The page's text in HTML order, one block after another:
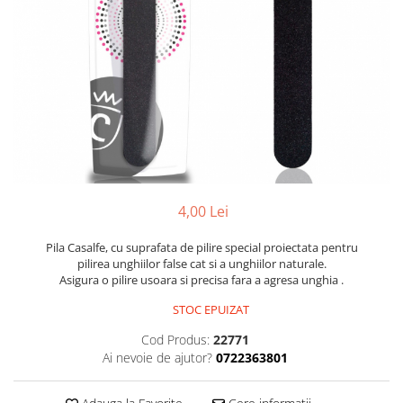
Balsam de par
Ceara de par si gel
Cosmetice profesionale
Sampon de par
Tratamente si masca de par
Vopsea de par si oxidant
Accesorii tuns si vopsit
Ingrijire corp
Geluri de dus
4,00 Lei
Pila Casalfe, cu suprafata de pilire special proiectata pentru
pilirea unghiilor false cat si a unghiilor naturale.
Asigura o pilire usoara si precisa fara a agresa unghia .
STOC EPUIZAT
Cod Produs: 22771
Ai nevoie de ajutor? 0722363801